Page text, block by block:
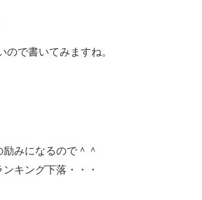
で書いてみますね。
みになるので＾＾
キング下落・・・